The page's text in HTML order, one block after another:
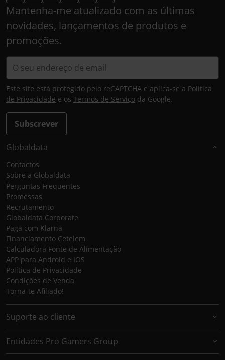
Mantenha-me atualizado com as últimas
novidades, lançamentos de produtos e
promoções.
Subscrever
Este site está protegido pelo reCAPTCHA e aplica-se a Política
de Privacidade e os Termos de Serviço da Google.
Globaldata
Contactos
Sobre a Globaldata
Perguntas Frequentes
Promessas
Recrutamento
Globaldata Corporate
Paga com Klarna
Financiamento Cetelem
Calculadora Fonte de Alimentação
APP para Android e IOS
Política de Privacidade
Condições de Venda
Torna-te Afiliado!
Suporte ao cliente
Entidades Pro Gamers Group